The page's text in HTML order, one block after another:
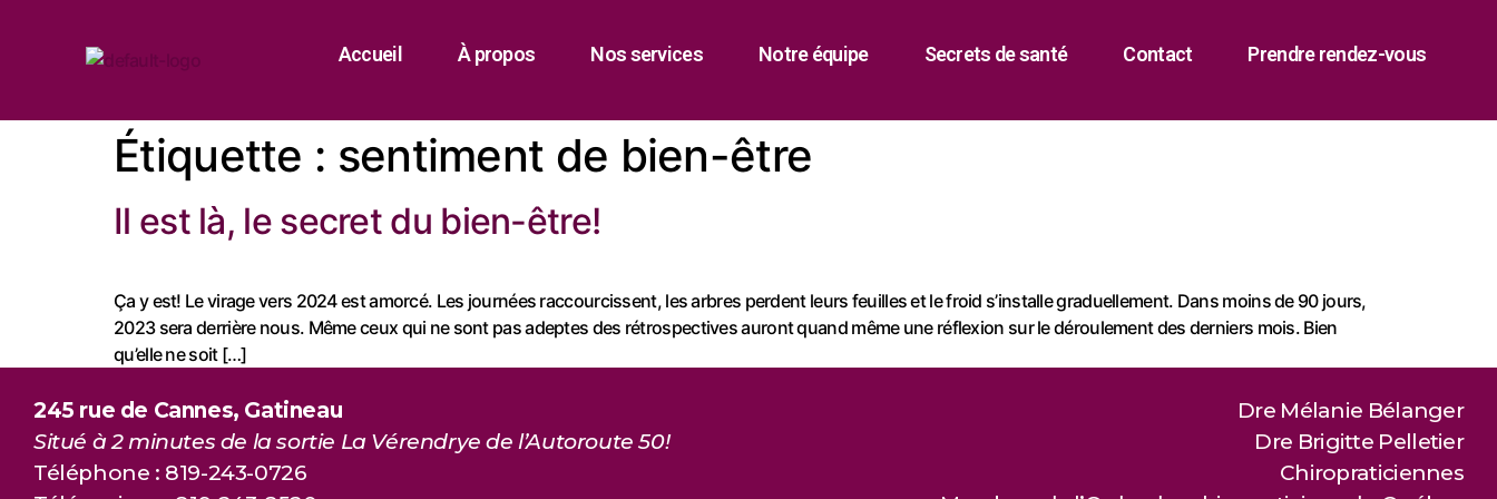
Accueil À propos Nos services Notre équipe Secrets de santé Contact Prendre rendez-vous
Étiquette : sentiment de bien-être
Il est là, le secret du bien-être!
Ça y est! Le virage vers 2024 est amorcé. Les journées raccourcissent, les arbres perdent leurs feuilles et le froid s’installe graduellement. Dans moins de 90 jours,
2023 sera derrière nous. Même ceux qui ne sont pas adeptes des rétrospectives auront quand même une réflexion sur le déroulement des derniers mois. Bien
qu’elle ne soit […]
245 rue de Cannes, Gatineau
Situé à 2 minutes de la sortie La Vérendrye de l’Autoroute 50!
Téléphone : 819-243-0726
Dre Mélanie Bélanger
Dre Brigitte Pelletier
Chiropraticiennes